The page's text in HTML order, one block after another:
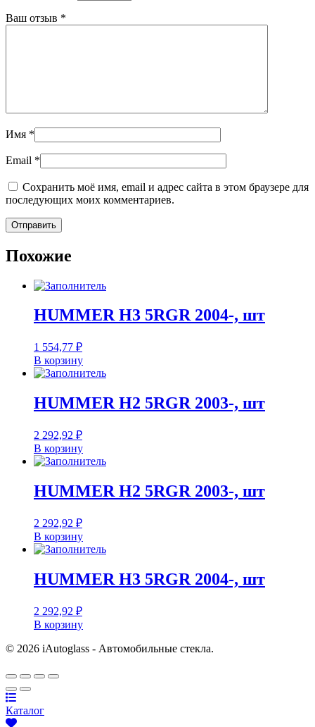
Ваш отзыв *
Имя *
Email *
Сохранить моё имя, email и адрес сайта в этом браузере для
последующих моих комментариев.
Похожие
HUMMER H3 5RGR 2004-, шт
1 554,77 ₽
В корзину
HUMMER H2 5RGR 2003-, шт
2 292,92 ₽
В корзину
HUMMER H2 5RGR 2003-, шт
2 292,92 ₽
В корзину
HUMMER H3 5RGR 2004-, шт
2 292,92 ₽
В корзину
© 2026 iAutoglass - Автомобильные стекла.
Каталог